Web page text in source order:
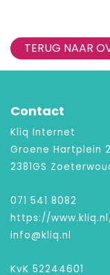
TERUG NAAR
Contact
Kliq Internet
Groene Hartplein 2
2381GS
071 541 8082
https://
info@kliq.nl
KvK 52244601